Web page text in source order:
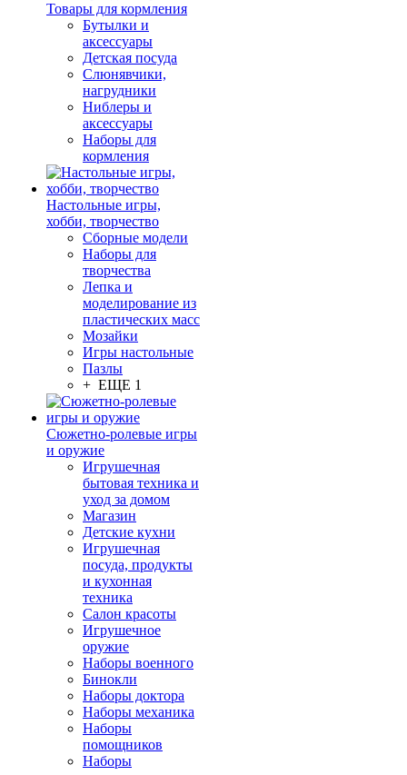
Товары для кормления
Бутылки и
аксессуары
Детская посуда
Слюнявчики,
нагрудники
Ниблеры и
аксессуары
Наборы для
кормления
Настольные игры,
хобби, творчество
Сборные модели
Наборы для
творчества
Лепка и
моделирование из
пластических масс
Мозайки
Игры настольные
Пазлы
+ ЕЩЕ 1
Сюжетно-ролевые игры
и оружие
Игрушечная
бытовая техника и
уход за домом
Магазин
Детские кухни
Игрушечная
посуда, продукты
и кухонная
техника
Салон красоты
Игрушечное
оружие
Наборы военного
Бинокли
Наборы доктора
Наборы механика
Наборы
помощников
Наборы